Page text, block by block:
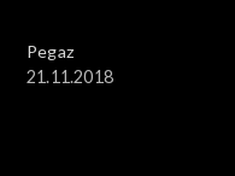
Pegaz
21.11.2018